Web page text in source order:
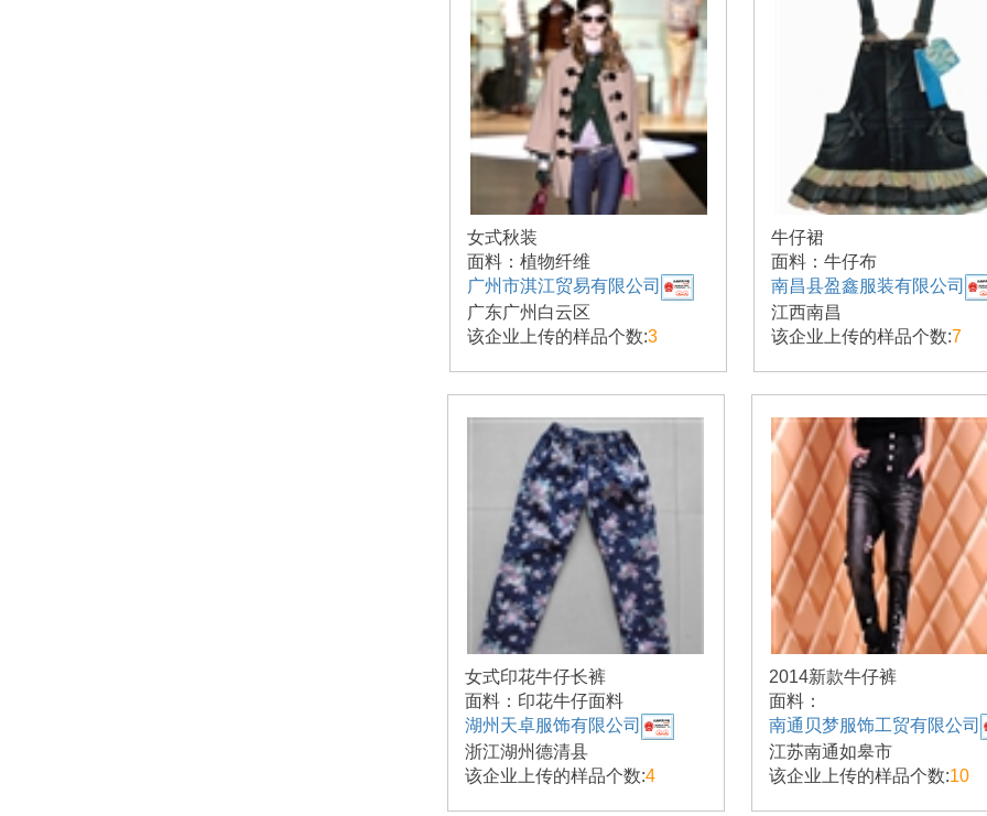
女式秋装
面料：植物纤维
广州市淇江贸易有限公司
广东广州白云区
该企业上传的样品个数:3
牛仔裙
面料：牛仔布
南昌县盈鑫服装有限公司
江西南昌
该企业上传的样品个数:7
女式印花牛仔长裤
面料：印花牛仔面料
湖州天卓服饰有限公司
浙江湖州德清县
该企业上传的样品个数:4
2014新款牛仔裤
面料：
南通贝梦服饰工贸有限公司
江苏南通如皋市
该企业上传的样品个数:10